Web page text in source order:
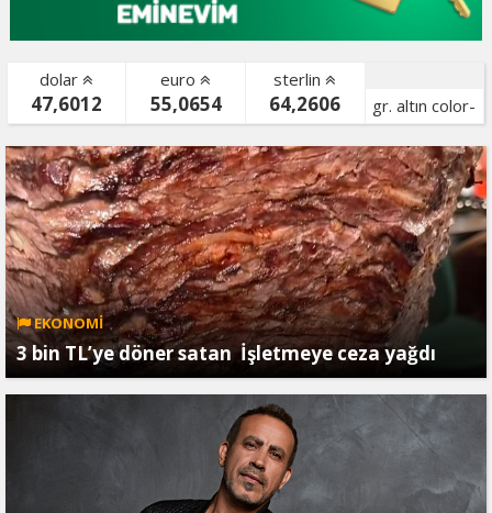
dolar
47,6012
euro
55,0654
sterlin
64,2606
gr. altın color-
bist color-
EKONOMİ
3 bin TL’ye döner satan İşletmeye ceza yağdı